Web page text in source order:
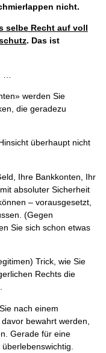
nicht.
selbe Recht auf voll
. Das ist
…
werden Sie
die geradezu
überhaupt nicht
Ihre Bankkonten, Ihr
absoluter Sicherheit
– vorausgesetzt,
(Gegen
Sie sich schon etwas
Trick, wie Sie
Rechts die
nach einem
bewahrt werden,
Gerade für eine